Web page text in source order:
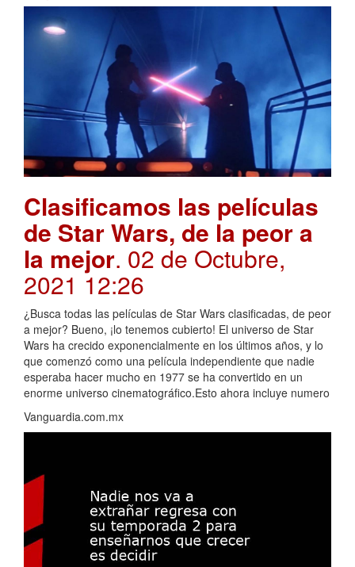
Clasificamos las películas
de Star Wars, de la peor a
la mejor. 02 de Octubre,
2021 12:26
¿Busca todas las películas de Star Wars clasificadas, de peor
a mejor? Bueno, ¡lo tenemos cubierto! El universo de Star
Wars ha crecido exponencialmente en los últimos años, y lo
que comenzó como una película independiente que nadie
esperaba hacer mucho en 1977 se ha convertido en un
enorme universo cinematográfico.Esto ahora incluye numero
Vanguardia.com.mx